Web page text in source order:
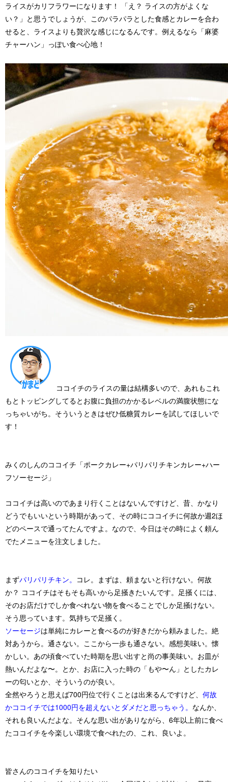
ライスがカリフラワーになります！ 「え？ ライスの方がよくな
い？」と思うでしょうが、 このパラパラとした食感とカレーを合わ
せると、ライスよりも贅沢な感じになるんです。 例えるなら「麻婆
チャーハン」っぽい食べ心地！
ココイチのライスの量は結構多いので、あれもこれ
もとトッピングしてるとお腹に負担のかかるレベルの満腹状態にな
っちゃいがち。そういうときはぜひ低糖質カレーを試してほしいで
す！
みくのしんのココイチ「ポークカレー+パリパリチキンカレー+ハー
フソーセージ」
ココイチは高いのであまり行くことはないんですけど、昔、かなり
どうでもいいという時期があって、その時にココイチに何故か週2ほ
どのペースで通ってたんですよ。 なので、今日はその時によく頼ん
でたメニューを注文しました。
まずパリパリチキン。 コレ。まずは、頼まないと行けない。何故
か？ ココイチはそもそも高いから足掻きたいんです。足掻くには、
そのお店だけでしか食べれない物を食べることでしか足掻けない。
そう思っています。気持ちで足掻く。
ソーセージは単純にカレーと食べるのが好きだから頼みました。絶
対あうから。通さない。ここから一歩も通さない。感想美味い。懐
かしい。あの頃食べていた時期を思い出すと尚の事美味い。お皿が
熱いんだよな〜。とか、お店に入った時の「もや〜ん」としたカレ
ーの匂いとか、そういうのが良い。
全然やろうと思えば700円位で行くことは出来るんですけど、 何故
かココイチでは1000円を超えないとダメだと思っちゃう。 なんか、
それも良いんだよな。そんな思い出がありながら、6年以上前に食べ
たココイチを今楽しい環境で食べれたの、これ、良いよ。
皆さんのココイチを知りたい